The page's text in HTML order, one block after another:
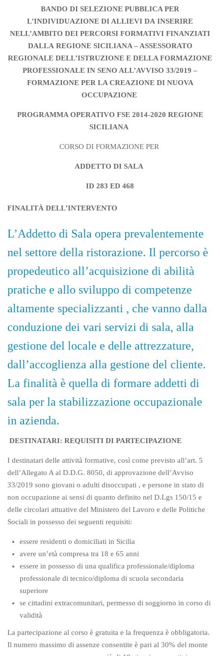
BANDO DI SELEZIONE PUBBLICA PER
L’INDIVIDUAZIONE DI ALLIEVI DA INSERIRE
NELL’AMBITO DEI PERCORSI FORMATIVI FINANZIATI
DALLA REGIONE SICILIANA – ASSESSORATO
REGIONALE DELL’ISTRUZIONE E DELLA FORMAZIONE
PROFESSIONALE IN SENO ALL’AVVISO 33/2019 –
FORMAZIONE PER LA CREAZIONE DI NUOVA
OCCUPAZIONE
PROGRAMMA OPERATIVO FSE 2014-2020 REGIONE
SICILIANA
CORSO DI FORMAZIONE PER
ADDETTO DI SALA
ID 283 ED 468
FINALITÀ DELL’INTERVENTO
L’Addetto di Sala opera prevalentemente
nel settore della ristorazione. Il percorso è
propedeutico all’acquisizione di abilità
pratiche e allo sviluppo di competenze
altamente specializzanti , che vanno dalla
conduzione dei vari servizi di sala, alla
gestione del locale e delle attrezzature,
dall’accoglienza alla gestione del cliente.
La finalità è quella di formare addetti di
sala per la stabilizzazione occupazionale
in azienda.
DESTINATARI: REQUISITI DI PARTECIPAZIONE
I destinatari delle attività formative, così come previsto all’art. 5
dell’Allegato A al D.D.G. 8050, di approvazione dell’Avviso
33/2019 sono giovani o adulti disoccupati , e persone in stato di
non occupazione ai sensi di quanto definito nel D.Lgs 150/15 e
delle circolari attuative del Ministero del Lavoro e delle Politiche
Sociali in possesso dei seguenti requisiti:
essere residenti o domiciliati in Sicilia
avere un’età compresa tra 18 e 65 anni
essere in possesso di una qualifica professionale/diploma
professionale di tecnico/diploma di scuola secondaria
superiore
se cittadini extracomunitari, permesso di soggiorno in corso di
validità
La partecipazione al corso è gratuita e la frequenza è obbligatoria.
Il numero massimo di assenze consentite è pari al 30% del monte